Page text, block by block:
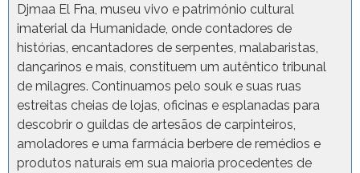
Djmaa El Fna, museu vivo e património cultural
imaterial da Humanidade, onde contadores de
histórias, encantadores de serpentes, malabaristas,
dançarinos e mais, constituem um autêntico tribunal
de milagres. Continuamos pelo souk e suas ruas
estreitas cheias de lojas, oficinas e esplanadas para
descobrir o guildas de artesãos de carpinteiros,
amoladores e uma farmácia berbere de remédios e
produtos naturais em sua maioria procedentes de